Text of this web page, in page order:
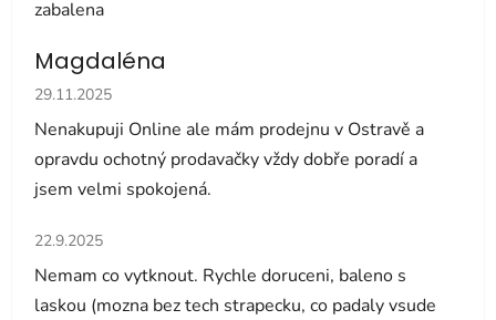
zabalena
Magdaléna
Hodnocení obchodu je 5 z 5 hvězdiček.
29.11.2025
Nenakupuji Online ale mám prodejnu v Ostravě a
opravdu ochotný prodavačky vždy dobře poradí a
jsem velmi spokojená.
Hodnocení obchodu je 5 z 5 hvězdiček.
22.9.2025
Nemam co vytknout. Rychle doruceni, baleno s
laskou (mozna bez tech strapecku, co padaly vsude